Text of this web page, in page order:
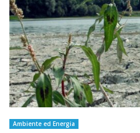
Ambiente ed Energia